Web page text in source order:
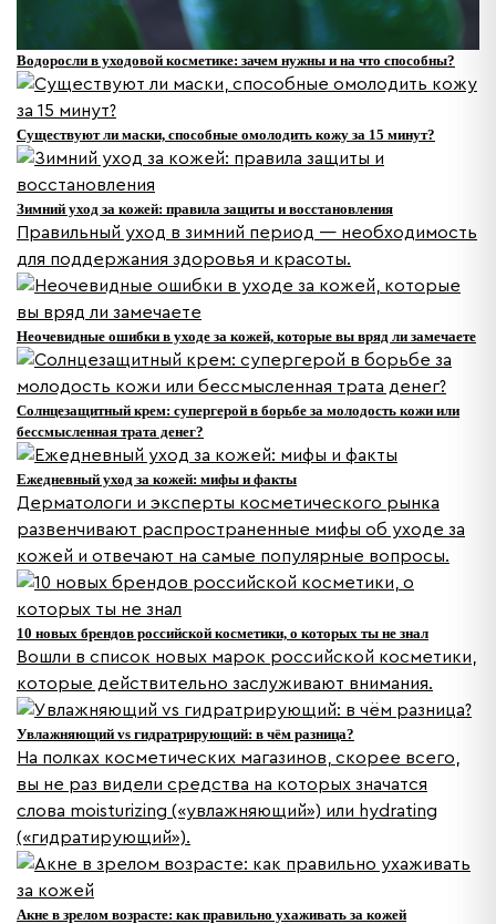
Водоросли в уходовой косметике: зачем нужны и на что способны?
Существуют ли маски, способные омолодить кожу за 15 минут?
Зимний уход за кожей: правила защиты и восстановления
Правильный уход в зимний период — необходимость
для поддержания здоровья и красоты.
Неочевидные ошибки в уходе за кожей, которые вы вряд ли замечаете
Солнцезащитный крем: супергерой в борьбе за молодость кожи или
бессмысленная трата денег?
Ежедневный уход за кожей: мифы и факты
Дерматологи и эксперты косметического рынка
развенчивают распространенные мифы об уходе за
кожей и отвечают на самые популярные вопросы.
10 новых брендов российской косметики, о которых ты не знал
Вошли в список новых марок российской косметики,
которые действительно заслуживают внимания.
Увлажняющий vs гидратрирующий: в чём разница?
На полках косметических магазинов, скорее всего,
вы не раз видели средства на которых значатся
слова moisturizing («увлажняющий») или hydrating
(«гидратирующий»).
Акне в зрелом возрасте: как правильно ухаживать за кожей